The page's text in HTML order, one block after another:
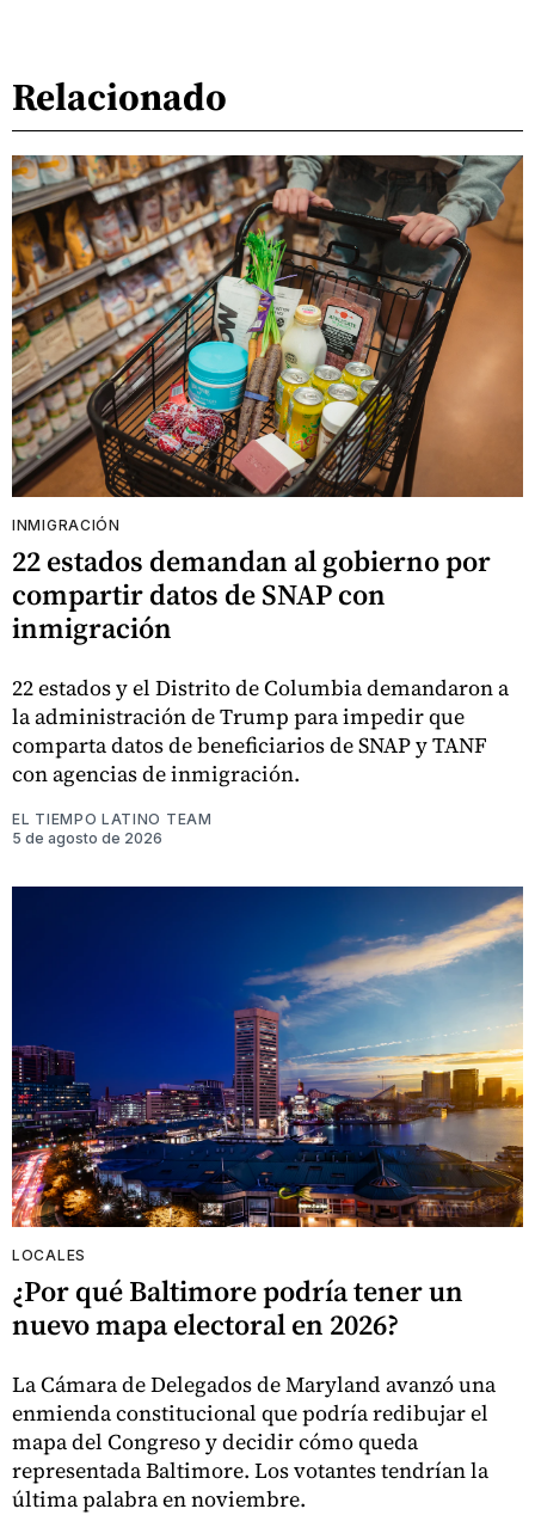
Relacionado
INMIGRACIÓN
22 estados demandan al gobierno por
compartir datos de SNAP con
inmigración
22 estados y el Distrito de Columbia demandaron a
la administración de Trump para impedir que
comparta datos de beneficiarios de SNAP y TANF
con agencias de inmigración.
EL TIEMPO LATINO TEAM
5 de agosto de 2026
LOCALES
¿Por qué Baltimore podría tener un
nuevo mapa electoral en 2026?
La Cámara de Delegados de Maryland avanzó una
enmienda constitucional que podría redibujar el
mapa del Congreso y decidir cómo queda
representada Baltimore. Los votantes tendrían la
última palabra en noviembre.